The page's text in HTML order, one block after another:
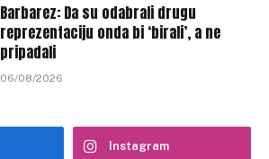
Barbarez: Da su odabrali drugu
reprezentaciju onda bi ‘birali’, a ne
pripadali
06/08/2026
Instagram